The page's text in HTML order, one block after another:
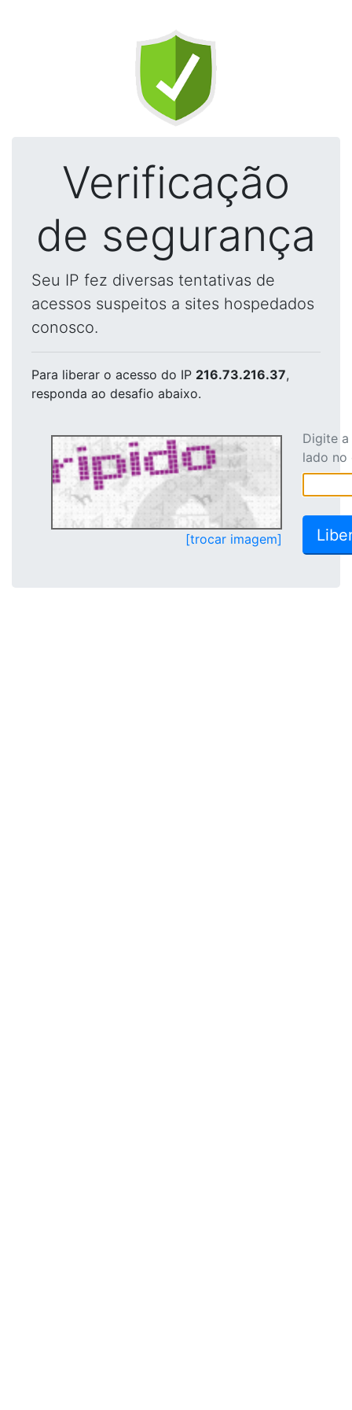
Verificação
de segurança
Seu IP fez diversas tentativas de
acessos suspeitos a sites hospedados
conosco.
Para liberar o acesso do IP 216.73.216.37,
responda ao desafio abaixo.
[trocar imagem]
Digite
lado no